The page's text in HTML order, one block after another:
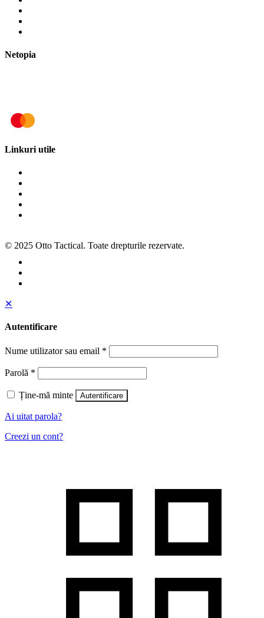
Netopia
Linkuri utile
© 2025 Otto Tactical. Toate drepturile rezervate.
✕
Autentificare
Nume utilizator sau email *
Parolă *
Ține-mă minte Autentificare
Ai uitat parola?
Creezi un cont?